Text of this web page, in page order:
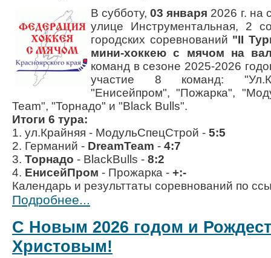
В субботу,03 января 2026 г. на
улице Инструментальная, 2
городских соревнований "II
мини-хоккею с мячом на
команд в сезоне 2025-2026
участие 8 команд:
"Енисейпром","Пожарка",
Team", "Торнадо" и "Black Bulls".
Итоги 6 тура:
1. ул.Крайняя - МодульСпецСтрой - 5:5
2. Германий - DreamTeam - 4:7
3. Торнадо - BlackBulls - 8:2
4. ЕнисейПром - Прожарка - +:-
Календарь и результтаты соревнований по
Подробнее...
С Новым 2026 годом и
Христовым!